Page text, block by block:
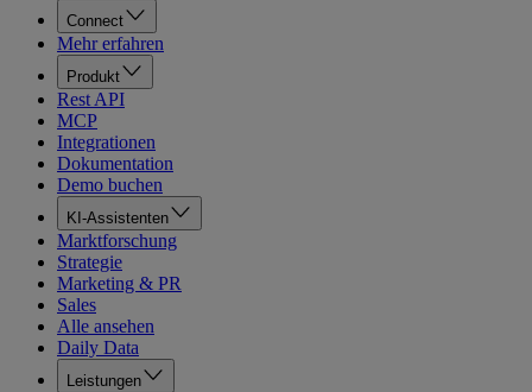
Connect
Mehr erfahren
Produkt
Rest API
MCP
Integrationen
Dokumentation
Demo buchen
KI-Assistenten
Marktforschung
Strategie
Marketing & PR
Sales
Alle ansehen
Daily Data
Leistungen